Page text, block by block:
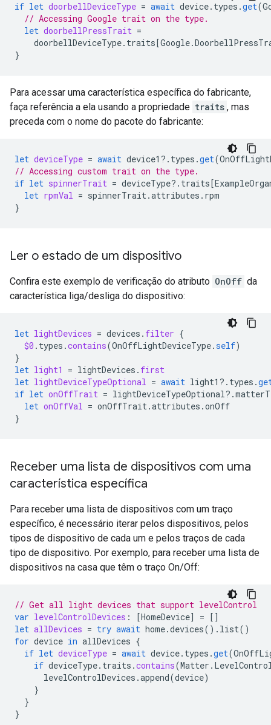
if let doorbellDeviceType = await device. types .get(
// Accessing Google trait on the type.
let doorbellPressTrait =
doorbellDeviceType. traits[Google.
}
Para acessar uma característica específica do fabricante,
faça referência a ela usando a propriedade traits , mas
preceda com o nome do pacote do fabricante:
let deviceType = await device1 ?. types .get(
// Accessing custom trait on the type.
if let spinnerTrait = deviceType?. traits[
let rpmVal = spinnerTrait.attributes . rpm
}
Ler o estado de um dispositivo
Confira este exemplo de verificação do atributo OnOff da
característica liga/desliga do dispositivo:
let lightDevices = devices . filter {
$0 . types .contains(OnOffLightDeviceType.self)
}
let light1 = lightDevices . first
let lightDeviceTypeOptional = await light1 ?. types .
if let onOffTrait = lightDeviceTypeOptional?.
let onOffVal = onOffTrait.attributes .onOff
}
Receber uma lista de dispositivos com uma
característica específica
Para receber uma lista de dispositivos com um traço
específico, é necessário iterar pelos dispositivos, pelos
tipos de dispositivo de cada um e pelos traços de cada
tipo de dispositivo. Por exemplo, para receber uma lista de
dispositivos na casa que têm o traço On/Off:
// Get all light devices that support levelControl
var levelControlDevices : [HomeDevice] = []
let allDevices = try await home.devices(). list()
for device in allDevices {
if let deviceType = await device. types .get(
if deviceType. traits .contains(Matter .
levelControlDevices .append(device)
}
}
}